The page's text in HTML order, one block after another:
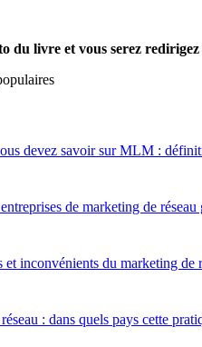
du livre et vous serez
devez savoir sur MLM :
de marketing de
et inconvénients du marketing de
: dans quels pays cette